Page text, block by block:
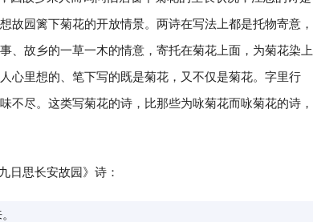
故园篱下菊花的开放情景。两诗在写法上都是托物寄意，
、故乡的一草一木的情意，寄托在菊花上面，为菊花染上
心里想的、笔下写的既是菊花，又不仅是菊花。字里行
不尽。这类写菊花的诗，比那些为咏菊花而咏菊花的诗，
日思长安故园》诗：